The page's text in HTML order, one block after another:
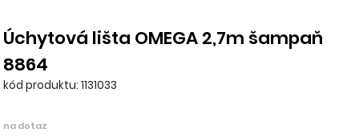
Úchytová lišta OMEGA 2,7m šampaň
8864
kód produktu: 1131033
na dotaz